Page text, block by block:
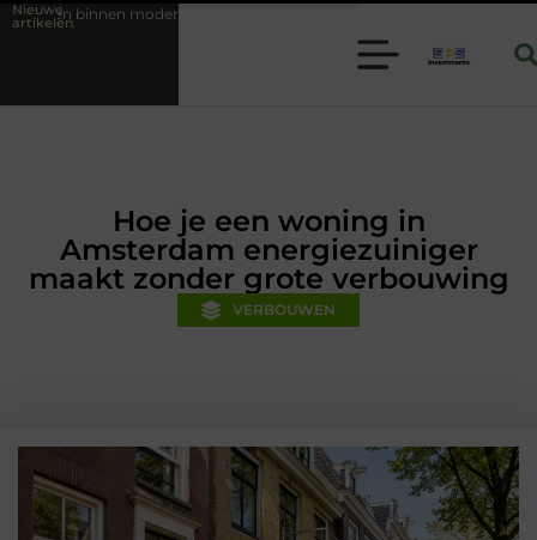
Nieuwe
artikelen
folie techniek Financiële voorsprong voor jouw mkb-bedrijf met
Hoe je een woning in
Amsterdam energiezuiniger
maakt zonder grote verbouwing
VERBOUWEN